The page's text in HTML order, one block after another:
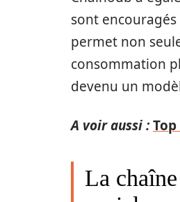
sont
permet non
consommation
devenu un
A voir aussi :
La